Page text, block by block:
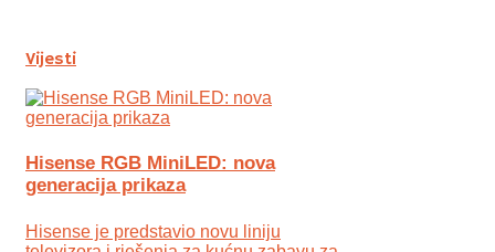
Vijesti
Hisense RGB MiniLED: nova
generacija prikaza
Hisense je predstavio novu liniju